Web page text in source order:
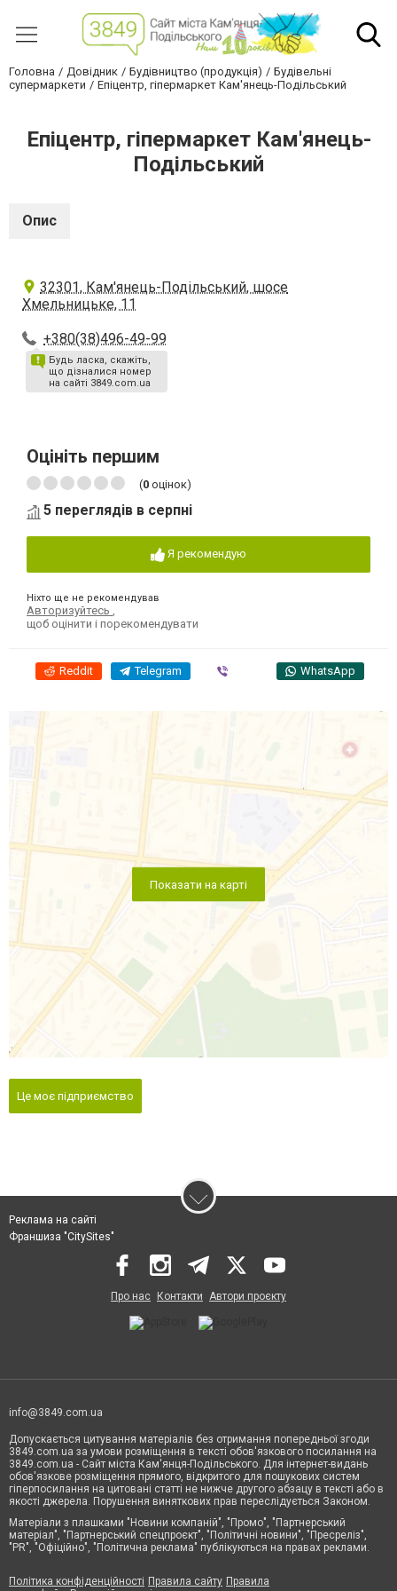
Головна Довідник Будівництво (продукція)
Будівельні
супермаркети
Епіцентр, гіпермаркет Кам'янець-Подільський
Епіцентр, гіпермаркет Кам'янець-
Подільський
Опис
32301, Кам'янець-Подільський, шосе
Хмельницьке, 11
+380(38)496-49-99
Будь ласка, скажіть,
що дізналися номер
на сайті 3849.com.ua
Оцініть першим
(0 оцінок)
5 переглядів в серпні
Я рекомендую
Ніхто ще не рекомендував
Авторизуйтесь
щоб оцінити і порекомендувати
Reddit Telegram WhatsApp
Показати на карті
Це моє підприємство
Реклама на сайті
Франшиза "CitySites"
Про нас Контакти Автори проєкту
info@3849.com.ua
Допускається цитування матеріалів без отримання попередньої згоди
3849.com.ua за умови розміщення в тексті обов'язкового посилання на
3849.com.ua - Сайт міста Кам'янця-Подільського. Для інтернет-видань
обов'язкове розміщення прямого, відкритого для пошукових систем
гіперпосилання на цитовані статті не нижче другого абзацу в тексті або в
якості джерела. Порушення виняткових прав переслідується Законом.
Матеріали з плашками "Новини компаній", "Промо", "Партнерський
матеріал", "Партнерський спецпроєкт", "Політичні новини", "Пресреліз",
"PR", "Офіційно", "Політична реклама" публікуються на правах реклами.
Політика конфіденційності Правила сайту Правила